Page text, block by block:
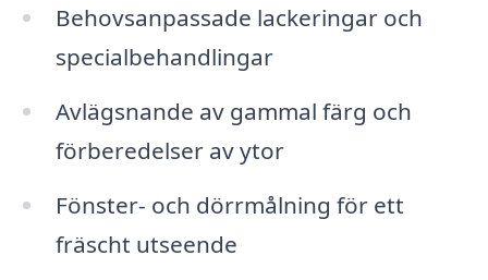
Behovsanpassade lackeringar och
specialbehandlingar
Avlägsnande av gammal färg och
förberedelser av ytor
Fönster- och dörrmålning för ett
fräscht utseende